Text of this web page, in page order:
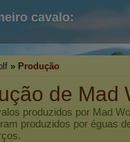
cavalo:
» Produção
de Mad
produzidos por Mad
produzidos por éguas